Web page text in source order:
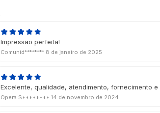
Impressão perfeita!
Comunid******** 8 de janeiro de 2025
Excelente, qualidade, atendimento, fornecimento
Opera S******** 14 de novembro de 2024